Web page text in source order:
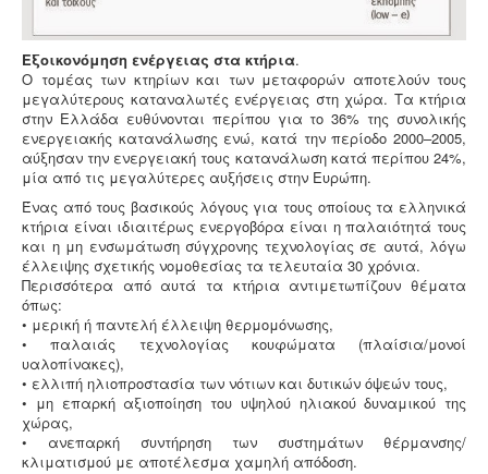
Μελέτη - άδεια διάθεσης υγρών αποβλήτων - Για
όλες τις επιχειρήσεις του νομού Θεσσαλονίκης η ΕΥΑΘ
ζητάει υγειονολογική μελέτη (πτυχιούχου μελετητή)
παραγωγής / επεξεργασίας / διάθεσης υγρών
αποβλήτων, προκειμένου να εκδώσει την άδεια
διάθεσης - σύνδεσης με το δίκτυο αποχέτευσης (ειδικός
κανονισμός αποχέτευσης ΦΕΚ 1793Β-2018).
Μελέτη προστασίας δεδομένων πελατών (GDPR)
Στις 25-05-2018 τίθεται σε εφαρμογή ονέος
ευρωπαϊκός κανονισμός προστασίας δεδομένων
(GDPR), σύμφωνα με τον οποίο όλες οι επιχειρήσεις με
Ευρωπαίους πελάτες (περιλαμβανομένων και των
Ελλήνων) θα πρέπει να μπορούν να αποδείξουν, με την
αναλογούσα μελέτη προστασίας δεδομένων, ότι
συμμορφώνονται με τις νέες απαιτήσεις
Εξοικονόμηση ενέργειας στα κτήρια.
Ο τομέας των κτηρίων και των μεταφορών αποτελούν τους
μεγαλύτερους καταναλωτές ενέργειας στη χώρα. Τα κτήρια
στην Ελλάδα ευθύνονται περίπου για το 36% της συνολικής
ενεργειακής κατανάλωσης ενώ, κατά την περίοδο 2000–2005,
αύξησαν την ενεργειακή τους κατανάλωση κατά περίπου 24%,
μία από τις μεγαλύτερες αυξήσεις στην Ευρώπη.
Ένας από τους βασικούς λόγους για τους οποίους τα ελληνικά
κτήρια είναι ιδιαιτέρως ενεργοβόρα είναι η παλαιότητά τους
και η μη ενσωμάτωση σύγχρονης τεχνολογίας σε αυτά, λόγω
έλλειψης σχετικής νομοθεσίας τα τελευταία 30 χρόνια.
Περισσότερα από αυτά τα κτήρια αντιμετωπίζουν θέματα
όπως:
• μερική ή παντελή έλλειψη θερμομόνωσης,
• παλαιάς τεχνολογίας κουφώματα (πλαίσια/μονοί
υαλοπίνακες),
• ελλιπή ηλιοπροστασία των νότιων και δυτικών όψεών τους,
• μη επαρκή αξιοποίηση του υψηλού ηλιακού δυναμικού της
χώρας,
• ανεπαρκή συντήρηση των συστημάτων θέρμανσης/
κλιματισμού με αποτέλεσμα χαμηλή απόδοση.